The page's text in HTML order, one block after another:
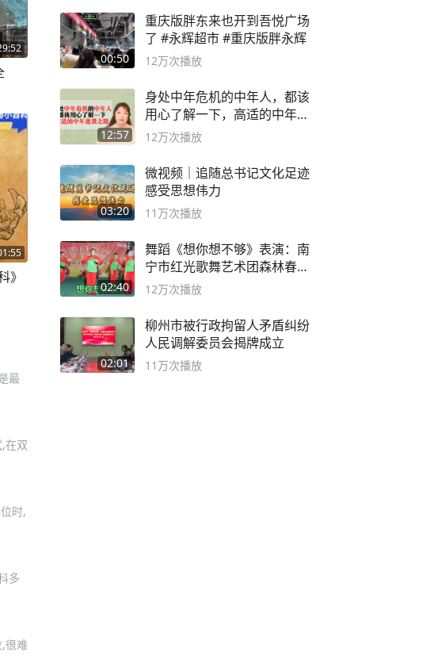
》
最
在双
时,
多
很难
00:50
重庆版胖东来也开到吾悦广场
了 #永辉超市 #重庆版胖永辉
12万次播放
12:57
身处中年危机的中年人，都该
用心了解一下，高适的中年逆
袭之路
12万次播放
03:20
微视频｜追随总书记文化足迹
感受思想伟力
11万次播放
02:40
舞蹈《想你想不够》表演：南
宁市红光歌舞艺术团森林春红
舞蹈队。
12万次播放
02:01
柳州市被行政拘留人矛盾纠纷
人民调解委员会揭牌成立
11万次播放